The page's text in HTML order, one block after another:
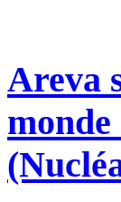
Areva